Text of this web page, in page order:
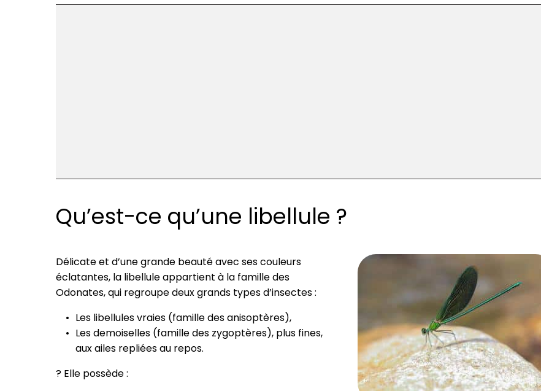
Qu’est-ce qu’une libellule ?
Délicate et d’une grande beauté avec ses couleurs
éclatantes, la libellule appartient à la famille des
Odonates, qui regroupe deux grands types d’insectes :
Les libellules vraies (famille des anisoptères),
Les demoiselles (famille des zygoptères), plus fines,
aux ailes repliées au repos.
? Elle possède :